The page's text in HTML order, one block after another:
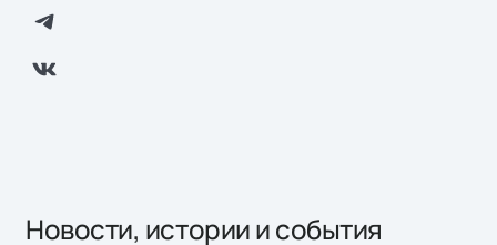
Новости, истории и события